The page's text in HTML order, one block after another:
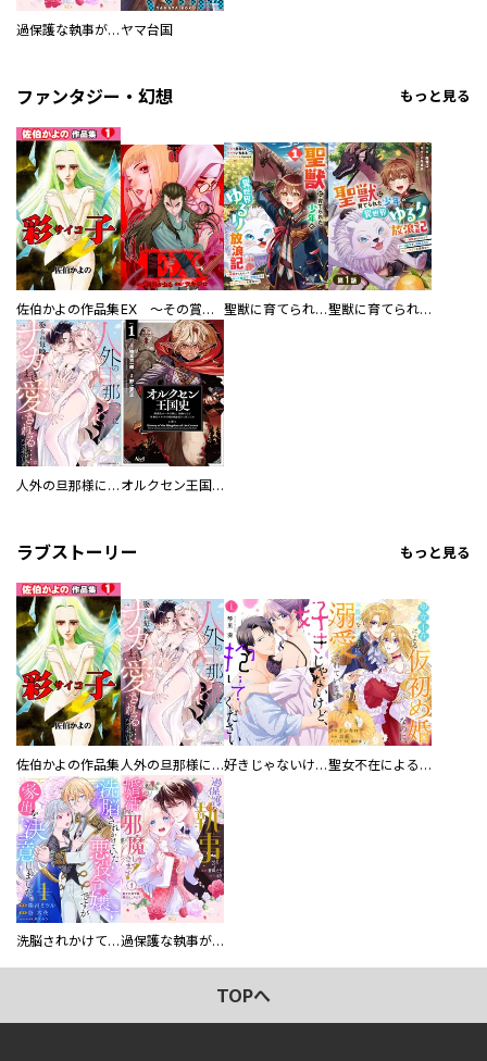
過保護な執事が私の婚活を邪魔してきます！ ヤマ台国
ファンタジー・幻想 もっと見る
佐伯かよの作品集 EX ～その賞金稼ぎは、世界の出口を探す～【単行本版】 聖獣に育てられた少年の異世界ゆるり放浪記～神様からもらったチート魔法で、仲間たちとスローライフを満喫中～ 聖獣に育てられた少年の異世界ゆるり放浪記～神様からもらったチート魔法で、仲間たちとスローライフを満喫中～【分冊版】
人外の旦那様に娶られ毎晩ナカまで愛される…。アンソロジー オルクセン王国史
ラブストーリー もっと見る
佐伯かよの作品集 人外の旦那様に娶られ毎晩ナカまで愛される…。アンソロジー 好きじゃないけど、抱いてください【電子単行本版／特典おまけ付き】 聖女不在による仮初め婚なのに、不器用な王太子に溺愛されています【電子単行本版／特典おまけ付き】
洗脳されかけていた悪役令嬢ですが家出を決意しました。【電子単行本版／特典おまけ付き】 過保護な執事が私の婚活を邪魔してきます！ 分冊版
TOPへ